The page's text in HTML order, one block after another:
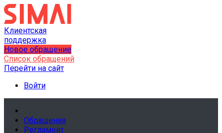
Клиентская
поддержка
Новое обращение
Список обращений
Перейти на сайт
Войти
Обращения
Регламент